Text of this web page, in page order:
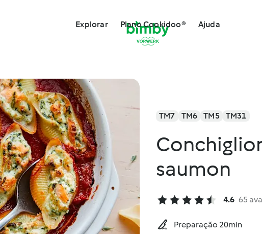
Explorar Plano Cookidoo® Ajuda
TM7 TM6 TM5 TM31
saumon
4.6 65
Preparação 20min